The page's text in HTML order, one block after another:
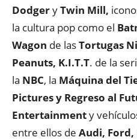
DodgeryTwin Mill,
la cultura pop como el
Wagon de lasTortugas
Peanuts, K.I.T.T. de la
la NBC, la Máquina del
Pictures y Regreso al
Entertainmenty
entre ellos de Audi, Ford,